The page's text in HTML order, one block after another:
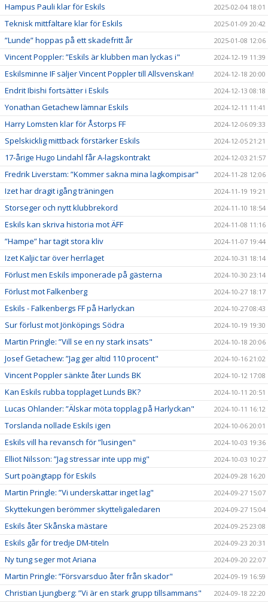
Hampus Pauli klar för Eskils 2025-02-04 18:01
Teknisk mittfältare klar för Eskils 2025-01-09 20:42
”Lunde” hoppas på ett skadefritt år 2025-01-08 12:06
Vincent Poppler: ”Eskils är klubben man lyckas i" 2024-12-19 11:39
Eskilsminne IF säljer Vincent Poppler till Allsvenskan! 2024-12-18 20:00
Endrit Ibishi fortsätter i Eskils 2024-12-13 08:18
Yonathan Getachew lämnar Eskils 2024-12-11 11:41
Harry Lomsten klar för Åstorps FF 2024-12-06 09:33
Spelskicklig mittback förstärker Eskils 2024-12-05 21:21
17-årige Hugo Lindahl får A-lagskontrakt 2024-12-03 21:57
Fredrik Liverstam: ”Kommer sakna mina lagkompisar" 2024-11-28 12:06
Izet har dragit igång träningen 2024-11-19 19:21
Storseger och nytt klubbrekord 2024-11-10 18:54
Eskils kan skriva historia mot ÄFF 2024-11-08 11:16
”Hampe” har tagit stora kliv 2024-11-07 19:44
Izet Kaljic tar över herrlaget 2024-10-31 18:14
Förlust men Eskils imponerade på gästerna 2024-10-30 23:14
Förlust mot Falkenberg 2024-10-27 18:17
Eskils - Falkenbergs FF på Harlyckan 2024-10-27 08:43
Sur förlust mot Jönköpings Södra 2024-10-19 19:30
Martin Pringle: ”Vill se en ny stark insats" 2024-10-18 20:06
Josef Getachew: ”Jag ger altid 110 procent" 2024-10-16 21:02
Vincent Poppler sänkte åter Lunds BK 2024-10-12 17:08
Kan Eskils rubba topplaget Lunds BK? 2024-10-11 20:51
Lucas Ohlander: ”Älskar möta topplag på Harlyckan" 2024-10-11 16:12
Torslanda nollade Eskils igen 2024-10-06 20:01
Eskils vill ha revansch för ”lusingen" 2024-10-03 19:36
Elliot Nilsson: ”Jag stressar inte upp mig" 2024-10-03 10:27
Surt poängtapp för Eskils 2024-09-28 16:20
Martin Pringle: ”Vi underskattar inget lag" 2024-09-27 15:07
Skyttekungen berömmer skytteligaledaren 2024-09-27 15:04
Eskils åter Skånska mästare 2024-09-25 23:08
Eskils går för tredje DM-titeln 2024-09-23 20:31
Ny tung seger mot Ariana 2024-09-20 22:07
Martin Pringle: ”Försvarsduo åter från skador" 2024-09-19 16:59
Christian Ljungberg: ”Vi är en stark grupp tillsammans" 2024-09-18 22:20